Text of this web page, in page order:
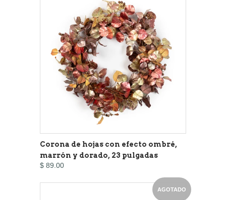
Corona de hojas con efecto ombré,
marrón y dorado, 23 pulgadas
$ 89.00
AGOTADO